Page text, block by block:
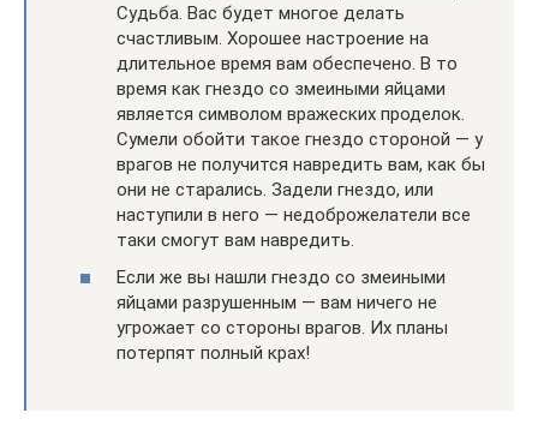
Судьба. Вас будет многое делать
счастливым. Хорошее настроение на
длительное время вам обеспечено. В то
время как гнездо со змеиными яйцами
является символом вражеских проделок.
Сумели обойти такое гнездо стороной — у
врагов не получится навредить вам, как бы
они не старались. Задели гнездо, или
наступили в него — недоброжелатели все
таки смогут вам навредить.
Если же вы нашли гнездо со змеиными
яйцами разрушенным — вам ничего не
угрожает со стороны врагов. Их планы
потерпят полный крах!